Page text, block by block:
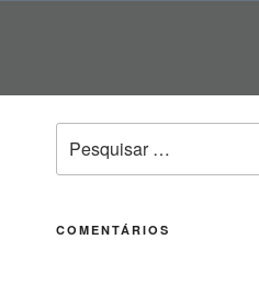
por:
COMENTÁRIOS